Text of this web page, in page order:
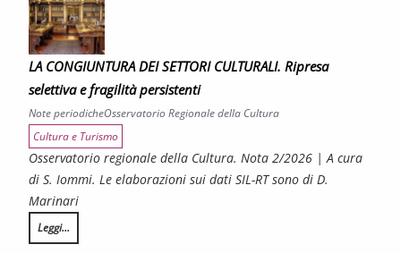
LA CONGIUNTURA DEI SETTORI CULTURALI. Ripresa
selettiva e fragilità persistenti
Note periodicheOsservatorio Regionale della Cultura
Cultura e Turismo
Osservatorio regionale della Cultura. Nota 2/2026 | A cura
di S. Iommi. Le elaborazioni sui dati SIL-RT sono di D.
Marinari
Leggi...
LA CONGIUNTURA DEI SETTORI CULTURALI. Ripresa selettiva e fragilità